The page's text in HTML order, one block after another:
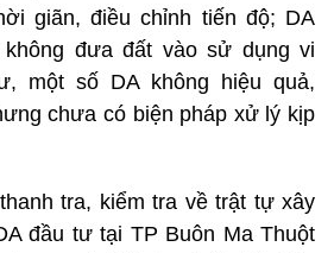
giãn, điều chỉnh tiến độ; DA
đưa đất vào sử dụng vi
một số DA không hiệu quả,
chưa có biện pháp xử lý kịp
tra, kiểm tra về trật tự xây
đầu tư tại TP Buôn Ma Thuột